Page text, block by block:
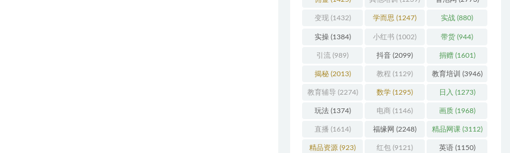
变现(1432) 学而思 (1247) 实战 (880)
实操(1384) 小红书 (1002) 带货 (944)
引流 (989) 抖音 (2099) 捐赠(1601)
揭秘(2013) 教程 (1129) 教育培训 (3946)
教育辅导 (2274) 数学 (1295) 日入 (1273)
玩法(1374) 电商 (1146) 画质(1968)
直播 (1614) 福缘网 (2248) 精品网课(3112)
精品资源 (923) 红包 (9121) 英语(1150)